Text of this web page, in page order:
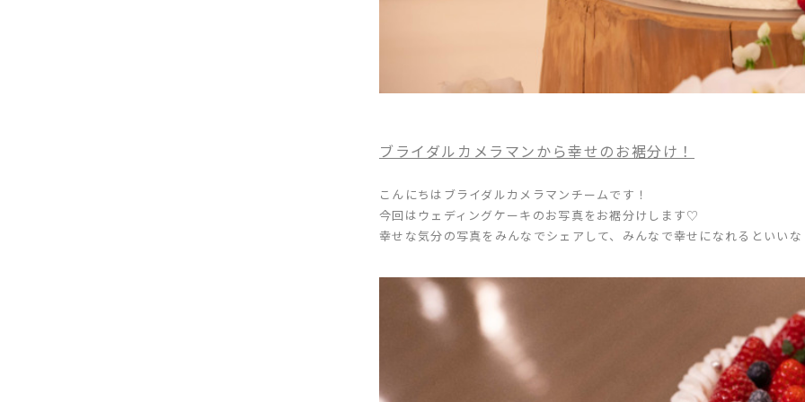
ブライダルカメラマンから幸せのお裾分け！
こんにちはブライダルカメラマンチームです！
今回はウェディングケーキのお写真をお裾分けします♡
幸せな気分の写真をみんなでシェアして、みんなで幸せになれるといい